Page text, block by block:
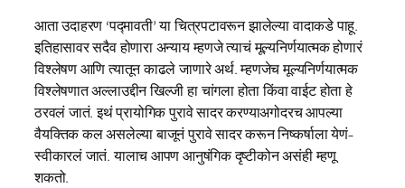
आता उदाहरण ‘पद्मावती’ या चित्रपटावरून झालेल्या वादाकडे पाहू.
इतिहासावर सदैव होणारा अन्याय म्हणजे त्याचं मूल्यनिर्णयात्मक होणारं
विश्लेषण आणि त्यातून काढले जाणारे अर्थ. म्हणजेच मूल्यनिर्णयात्मक
विश्लेषणात अल्लाउद्दीन खिल्जी हा चांगला होता किंवा वाईट होता हे
ठरवलं जातं. इथं प्रायोगिक पुरावे सादर करण्याअगोदरच आपल्या
वैयक्तिक कल असलेल्या बाजूनं पुरावे सादर करून निष्कर्षाला येणं-
स्वीकारलं जातं. यालाच आपण आनुषंगिक दृष्टीकोन असंही म्हणू
शकतो.